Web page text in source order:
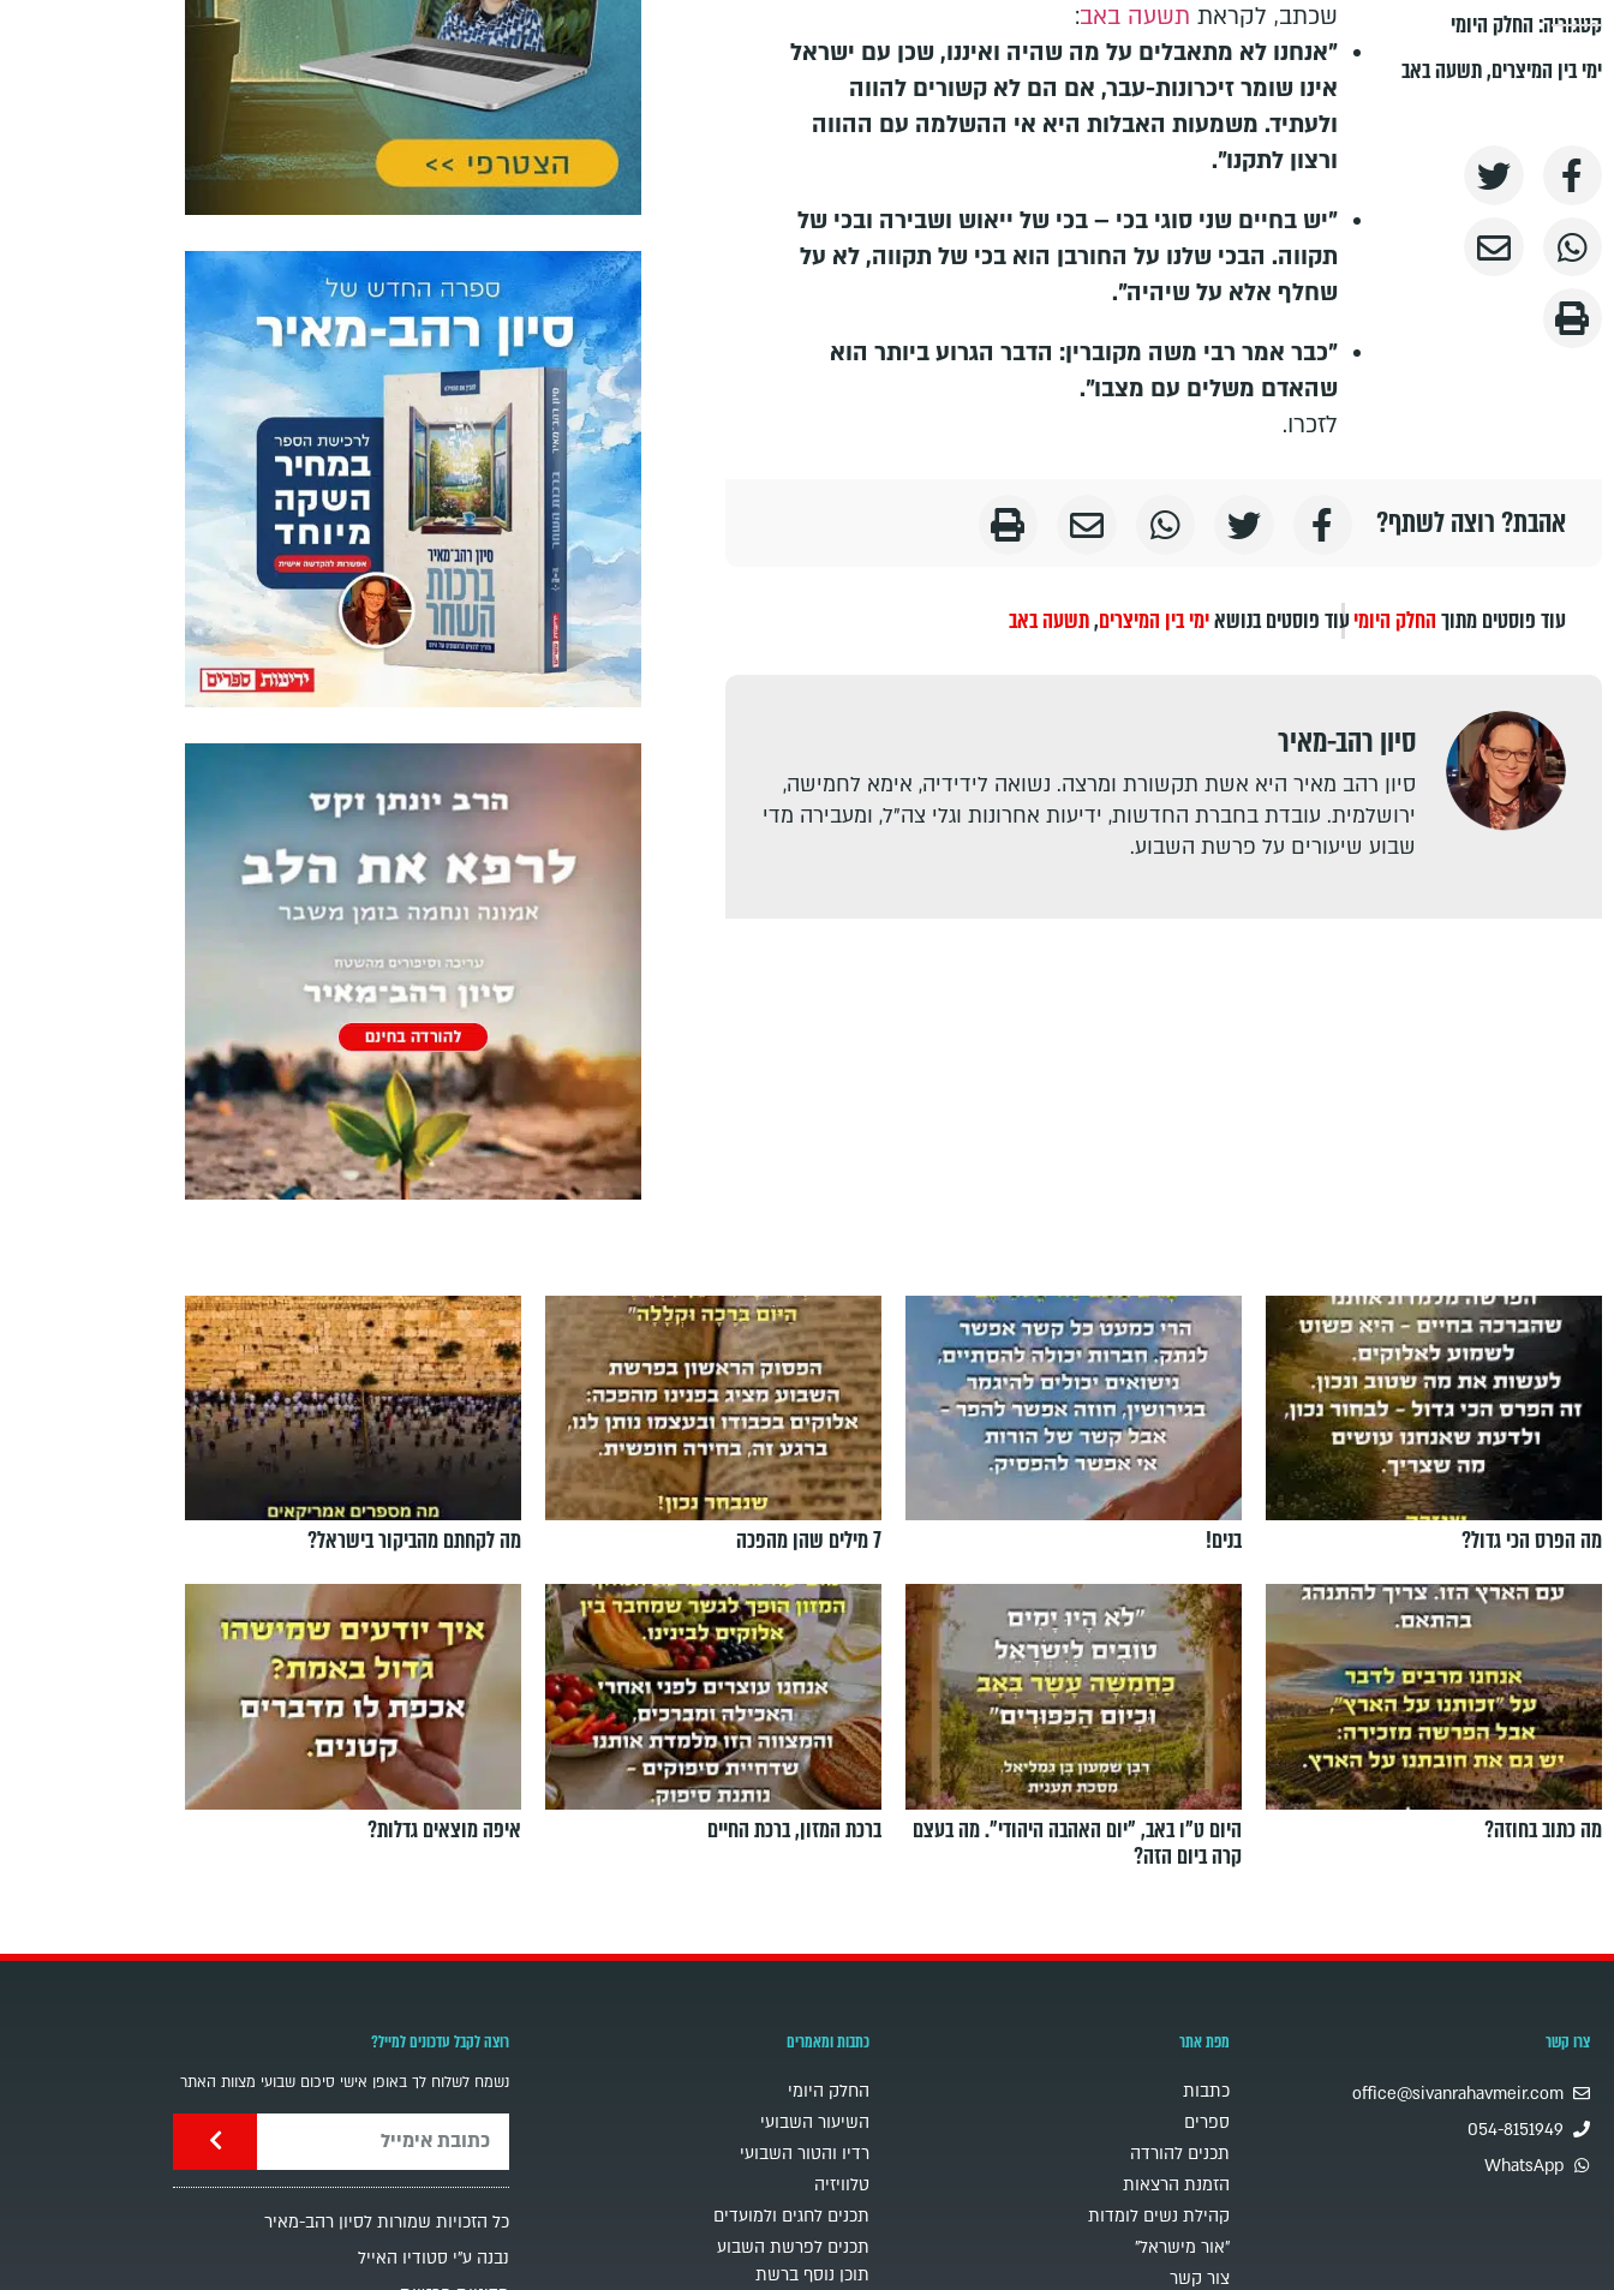
קטגוריה:החלק היומי
ימי בין המיצרים,תשעה באב
שכתב, לקראת תשעה באב:
"אנחנו לא מתאבלים על מה שהיה ואיננו, שכן עם ישראל
אינו שומר זיכרונות-עבר, אם הם לא קשורים להווה
ולעתיד. משמעות האבלות היא אי ההשלמה עם ההווה
ורצון לתקנו".
"יש בחיים שני סוגי בכי – בכי של ייאוש ושבירה ובכי של
תקווה. הבכי שלנו על החורבן הוא בכי של תקווה, לא על
שחלף אלא על שיהיה".
"כבר אמר רבי משה מקוברין: הדבר הגרוע ביותר הוא
שהאדם משלים עם מצבו".
לזכרו.
אהבת? רוצה לשתף?
עוד פוסטים מתוךהחלק היומיעוד פוסטים בנושאימי בין המיצרים,תשעה באב
סיון רהב-מאיר
סיון רהב מאיר היא אשת תקשורת ומרצה. נשואה לידידיה, אימא לחמישה,
ירושלמית. עובדת בחברת החדשות, ידיעות אחרונות וגלי צה"ל, ומעבירה מדי
שבוע שיעורים על פרשת השבוע.
מה הפרס הכי גדול? בנים! 7 מילים שהן מהפכה מה לקחתם מהביקור בישראל?
מה כתוב בחוזה?
היום ט"ו באב, ”יום האהבה היהודי". מה בעצם
קרה ביום הזה?
ברכת המזון, ברכת החיים איפה מוצאים גדלות?
צרו קשר
office@sivanrahavmeir.com
054-8151949
WhatsApp
מפת אתר
כתבות
ספרים
תכנים להורדה
הזמנת הרצאות
קהילת נשים לומדות
"אור מישראל"
צור קשר
כתבות ומאמרים
החלק היומי
השיעור השבועי
רדיו והטור השבועי
טלוויזיה
תכנים לחגים ולמועדים
תכנים לפרשת השבוע
תוכן נוסף ברשת
רוצה לקבל עדכונים למייל?
נשמח לשלוח לך באופן אישי סיכום שבועי מצוות האתר
כל הזכויות שמורות לסיון רהב-מאיר
נבנה ע"י סטודיו האייל